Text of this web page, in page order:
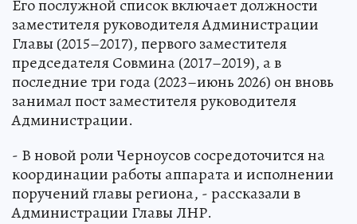
Его послужной список включает должности
заместителя руководителя Администрации
Главы (2015–2017), первого заместителя
председателя Совмина (2017–2019), а в
последние три года (2023–июнь 2026) он вновь
занимал пост заместителя руководителя
Администрации.
- В новой роли Черноусов сосредоточится на
координации работы аппарата и исполнении
поручений главы региона, - рассказали в
Администрации Главы ЛНР.